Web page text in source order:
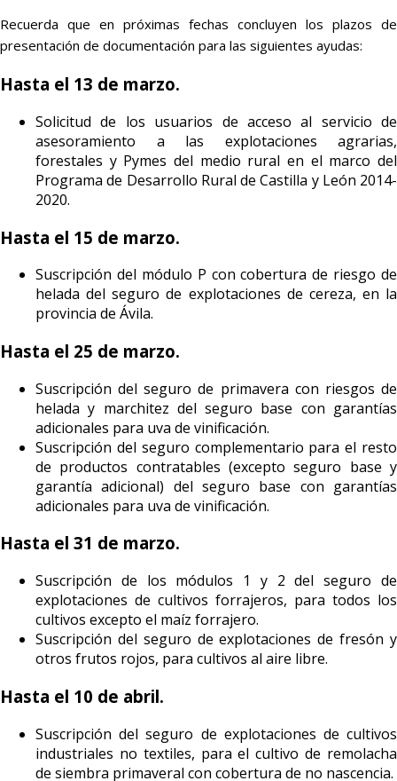
Recuerda que en próximas fechas concluyen los plazos de
presentación de documentación para las siguientes ayudas:
Hasta el 13 de marzo.
Solicitud de los usuarios de acceso al servicio de
asesoramiento a las explotaciones agrarias,
forestales y Pymes del medio rural en el marco del
Programa de Desarrollo Rural de Castilla y León 2014-
2020.
Hasta el 15 de marzo.
Suscripción del módulo P con cobertura de riesgo de
helada del seguro de explotaciones de cereza, en la
provincia de Ávila.
Hasta el 25 de marzo.
Suscripción del seguro de primavera con riesgos de
helada y marchitez del seguro base con garantías
adicionales para uva de vinificación.
Suscripción del seguro complementario para el resto
de productos contratables (excepto seguro base y
garantía adicional) del seguro base con garantías
adicionales para uva de vinificación.
Hasta el 31 de marzo.
Suscripción de los módulos 1 y 2 del seguro de
explotaciones de cultivos forrajeros, para todos los
cultivos excepto el maíz forrajero.
Suscripción del seguro de explotaciones de fresón y
otros frutos rojos, para cultivos al aire libre.
Hasta el 10 de abril.
Suscripción del seguro de explotaciones de cultivos
industriales no textiles, para el cultivo de remolacha
de siembra primaveral con cobertura de no nascencia.